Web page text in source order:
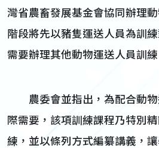
灣省農畜發展基金會協同辦理
階段將先以豬隻運送人員為訓
需要辦理其他動物運送人員訓練
農委會並指出，為配合動物
際需要，該項訓練課程乃特別
練，並以條列方式編纂講義，